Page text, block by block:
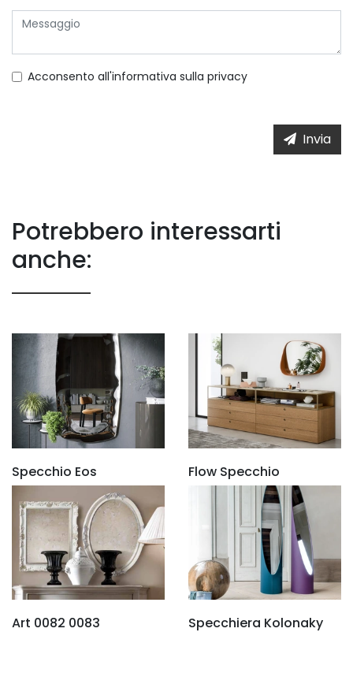
Acconsento all'informativa sulla privacy
Invia
Potrebbero interessarti
anche:
Specchio Eos Flow Specchio
Art 0082 0083 Specchiera Kolonaky